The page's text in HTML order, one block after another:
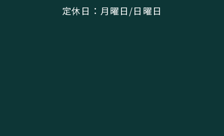
定休日：月曜日/日曜日